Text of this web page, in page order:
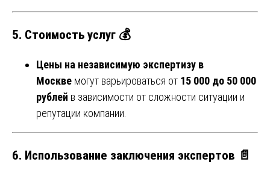
5. Стоимость услуг 💰
Цены на независимую экспертизу в
Москве могут варьироваться от 15 000 до 50 000
рублей в зависимости от сложности ситуации и
репутации компании.
6. Использование заключения экспертов 📄